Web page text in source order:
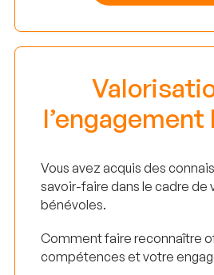
l’engagement
Vous avez acquis des
savoir-faire dans le cadre de
bénévoles.
Comment faire reconnaître
compétences et votre